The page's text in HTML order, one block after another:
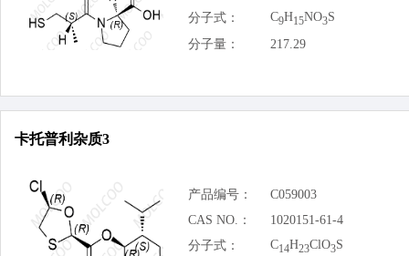
分子式：
C9H15NO3S
分子量：
217.29
卡托普利杂质3
产品编号：
C059003
CAS NO.：
1020151-61-4
分子式：
C14H23ClO3S